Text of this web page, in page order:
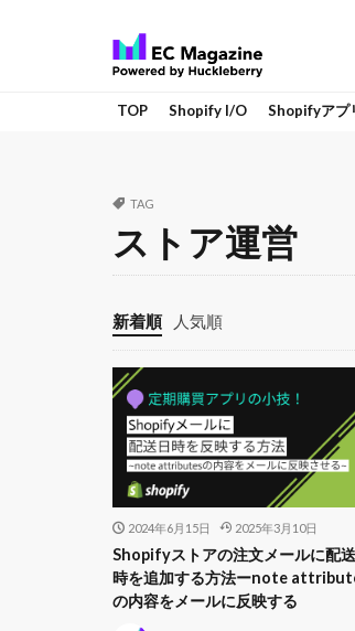
TOP Shopify I/O Shopifyアプ
TAG
ストア運営
新着順 人気順
2024年6月15日 2025年3月10日
Shopifyストアの注文メールに配
時を追加する方法ーnote
の内容をメールに反映する